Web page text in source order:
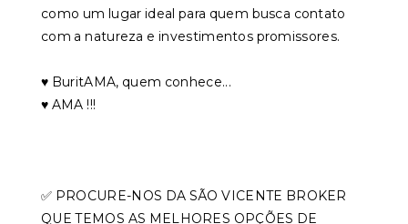
como um lugar ideal para quem busca contato
com a natureza e investimentos promissores.
♥️ BuritAMA, quem conhece...
♥️ AMA !!!
✅ PROCURE-NOS DA SÃO VICENTE BROKER
QUE TEMOS AS MELHORES OPÇÕES DE